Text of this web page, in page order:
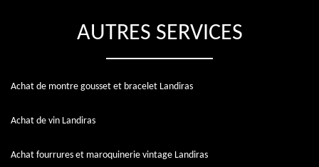
AUTRES SERVICES
Achat de montre gousset et bracelet Landiras
Achat de vin Landiras
Achat fourrures et maroquinerie vintage Landiras